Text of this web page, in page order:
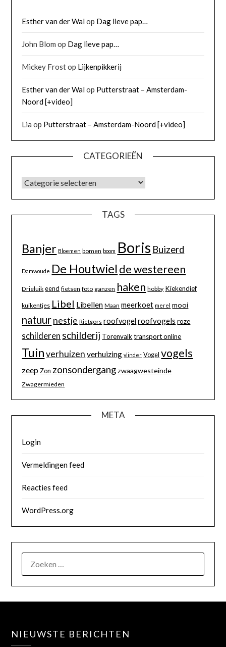
Esther van der Walop Dag lieve pap…
John Blom op Dag lieve pap…
Mickey Frostop Lijkenpikkerij
Esther van der Walop Putterstraat – Amsterdam-
Noord [+video]
Lia op Putterstraat – Amsterdam-Noord [+video]
CATEGORIEËN
TAGS
Banjer Bloemen bomen boom Boris Buizerd
Damwoude De Houtwielde westereen
Drieluik eend fietsen foto ganzen haken hobby Kiekendief
kuikentjes Libel Libellen Maan meerkoet merel mooi
natuurnestje Rietgors roofvogel roofvogels roze
schilderen schilderij Torenvalk transport online
Tuin verhuizen verhuizing vlinder Vogel vogels
zeep Zon zonsondergang zwaagwesteinde
Zwagermieden
META
Login
Vermeldingen feed
Reacties feed
WordPress.org
NIEUWSTE BERICHTEN